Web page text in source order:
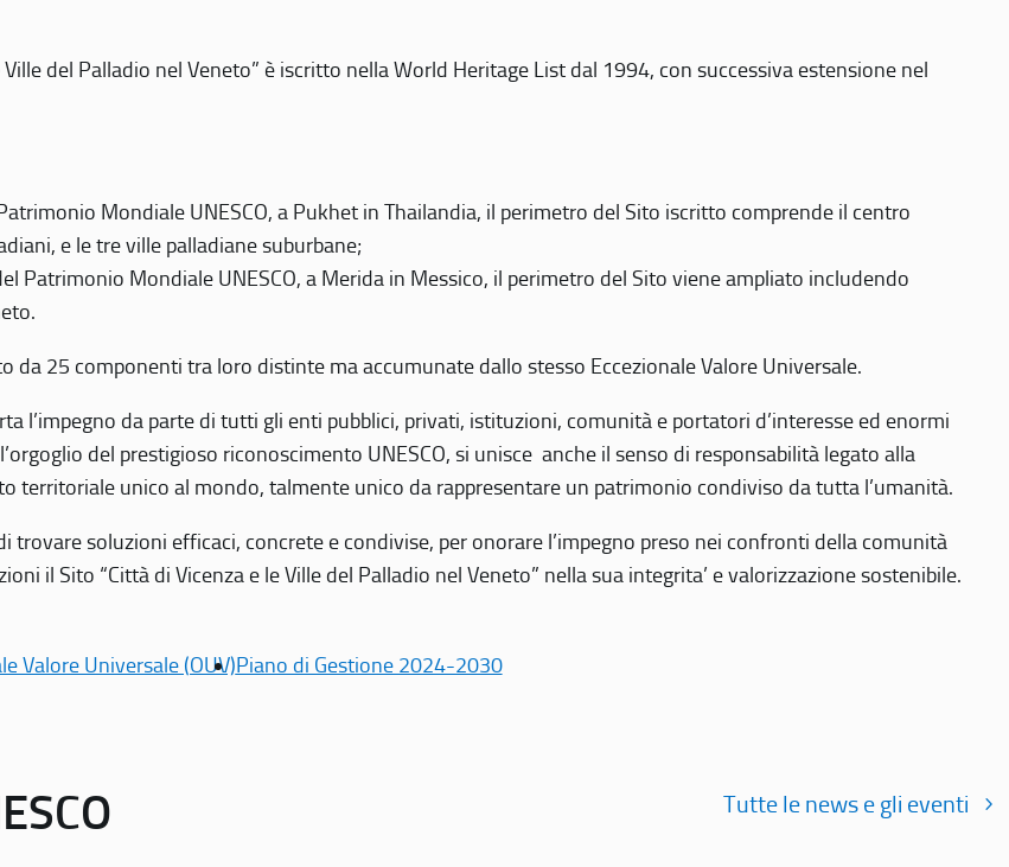
del Palladio nel Veneto” è iscritto nella World Heritage List dal 1994, con successiva estensione nel
Mondiale UNESCO, a Pukhet in Thailandia, il perimetro del Sito iscritto comprende il centro
e le tre ville palladiane suburbane;
Patrimonio Mondiale UNESCO, a Merida in Messico, il perimetro del Sito viene ampliato includendo
25 componenti tra loro distinte ma accumunate dallo stesso Eccezionale Valore Universale.
l’impegno da parte di tutti gli enti pubblici, privati, istituzioni, comunità e portatori d’interesse ed enormi
del prestigioso riconoscimento UNESCO, si unisce anche il senso di responsabilità legato alla
territoriale unico al mondo, talmente unico da rappresentare un patrimonio condiviso da tutta l’umanità.
soluzioni efficaci, concrete e condivise, per onorare l’impegno preso nei confronti della comunità
il Sito “Città di Vicenza e le Ville del Palladio nel Veneto” nella sua integrita’ e valorizzazione sostenibile.
Valore Universale (OUV)Piano di Gestione 2024-2030
Tutte le news e gli eventi